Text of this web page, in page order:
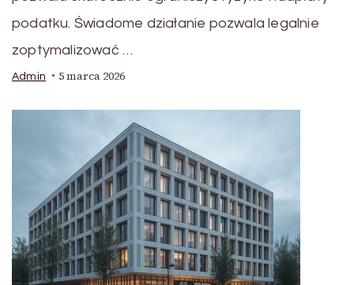
podatku. Świadome działanie pozwala legalnie
zoptymalizować …
Admin 5 marca 2026